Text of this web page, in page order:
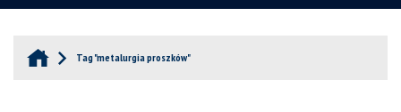
Tag "metalurgia proszków"